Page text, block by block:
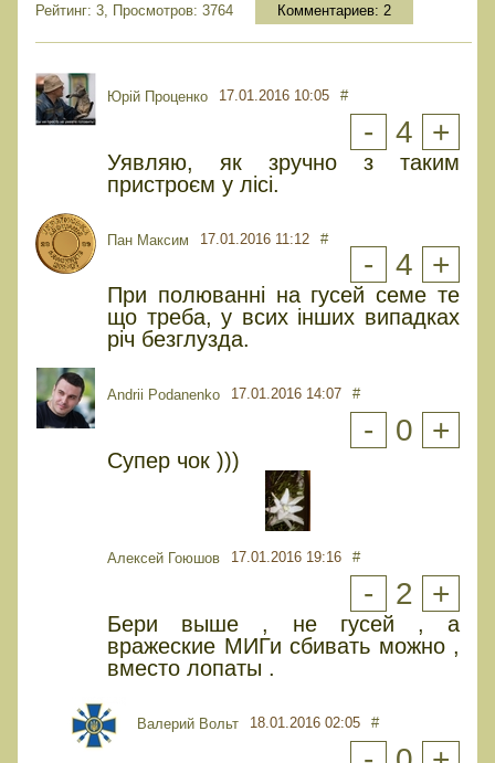
Рейтинг: 3, Просмотров: 3764 Комментариев: 2
Юрiй Проценко 17.01.2016 10:05 #
- 4 +
Уявляю, як зручно з таким
пристроєм у лісі.
Пан Максим 17.01.2016 11:12 #
- 4 +
При полюванні на гусей семе те
що треба, у всих інших випадках
річ безглузда.
Andrii Podanenko 17.01.2016 14:07 #
- 0 +
Супер чок )))
Алексей Гоюшов 17.01.2016 19:16 #
- 2 +
Бери выше , не гусей , а
вражеские МИГи сбивать можно ,
вместо лопаты .
Валерий Вольт 18.01.2016 02:05 #